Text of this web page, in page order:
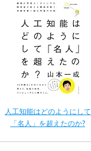
人工知能はどのようにして
「名人」を超えたのか?